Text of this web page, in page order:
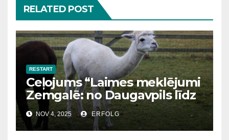
RELATED POST
RESTART
Ceļojums “Laimes meklējumi
Zemgalē: no Daugavpils līdz
Bauskai”
NOV 4, 2025 ERFOLG